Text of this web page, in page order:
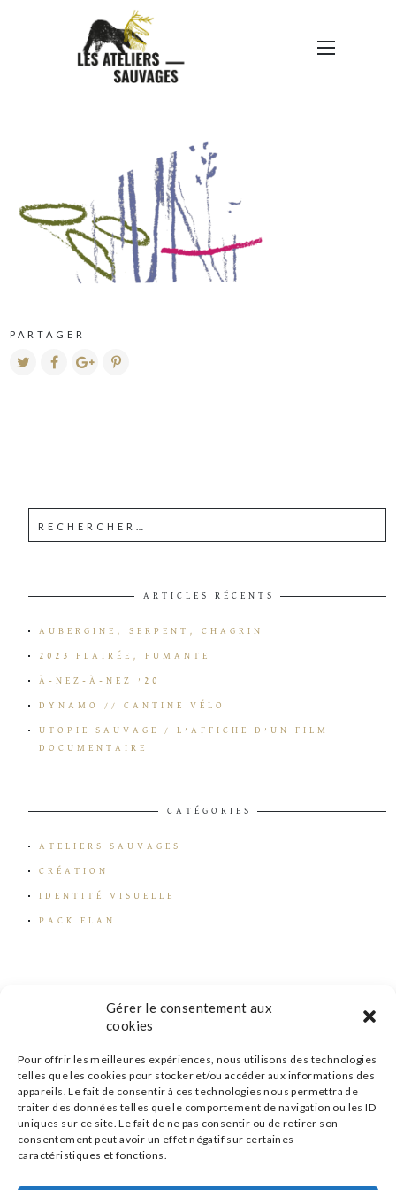
Gérer le consentement aux
cookies
Pour offrir les meilleures expériences, nous utilisons des technologies
telles que les cookies pour stocker et/ou accéder aux informations des
appareils. Le fait de consentir à ces technologies nous permettra de
traiter des données telles que le comportement de navigation ou les ID
uniques sur ce site. Le fait de ne pas consentir ou de retirer son
consentement peut avoir un effet négatif sur certaines
caractéristiques et fonctions.
L’ILOT-SAUVAGE-
ÉLÉMENTS-GRAPHIQUES-
COMPO-05
PARTAGER
ARTICLES RÉCENTS
AUBERGINE, SERPENT, CHAGRIN
2023 FLAIRÉE, FUMANTE
À-NEZ-À-NEZ ’20
DYNAMO // CANTINE VÉLO
UTOPIE SAUVAGE / L’AFFICHE D’UN FILM
DOCUMENTAIRE
CATÉGORIES
ATELIERS SAUVAGES
CRÉATION
IDENTITÉ VISUELLE
PACK ELAN